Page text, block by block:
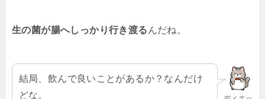
生の菌が腸へしっかり行き渡る んだね。
結局、飲んで良いことがあるか？なんだけ
どな。